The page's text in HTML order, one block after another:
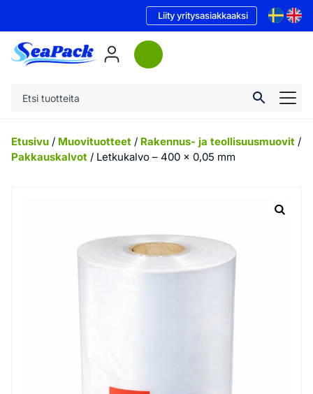
Liity yritysasiakkaaksi
Etusivu / Muovituotteet / Rakennus- ja teollisuusmuovit /
Pakkauskalvot / Letkukalvo – 400 x 0,05 mm